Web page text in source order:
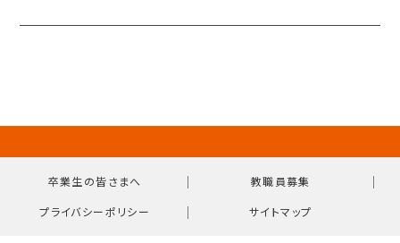
卒業生の皆さまへ ｜ 教職員募集 ｜
プライバシーポリシー ｜ サイトマップ